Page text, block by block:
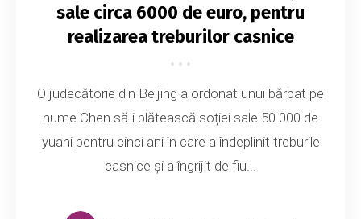
sale circa 6000 de euro, pentru
realizarea treburilor casnice
O judecătorie din Beijing a ordonat unui bărbat pe
nume Chen să-i plătească soției sale 50.000 de
yuani pentru cinci ani în care a îndeplinit treburile
casnice și a îngrijit de fiu...